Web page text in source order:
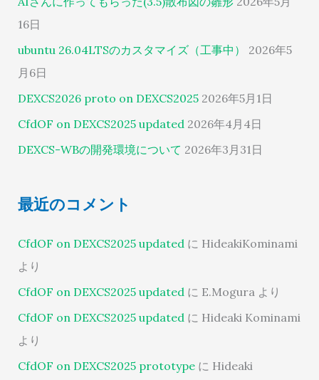
16日
ubuntu 26.04LTSのカスタマイズ（工事中）
2026年5
月6日
DEXCS2026 proto on DEXCS2025 2026年5月1日
CfdOF on DEXCS2025 updated 2026年4月4日
DEXCS-WBの開発環境について 2026年3月31日
最近のコメント
CfdOF on DEXCS2025 updated に HideakiKominami
より
CfdOF on DEXCS2025 updated に E.Mogura より
CfdOF on DEXCS2025 updated に Hideaki Kominami
より
CfdOF on DEXCS2025 prototypeに Hideaki